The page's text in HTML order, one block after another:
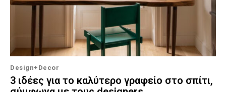
Design+Decor
3 ιδέες για το καλύτερο γραφείο στο σπίτι,